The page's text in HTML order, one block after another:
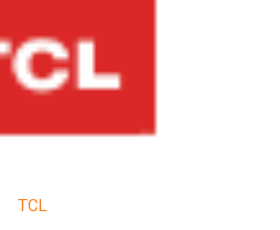
TCL